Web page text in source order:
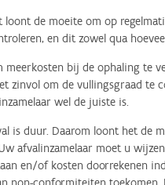
loont de moeite om op
en dit zowel qua
meerkosten bij de ophaling te
zinvol om de vullingsgraad te
wel de juiste is.
is duur. Daarom loont het de
afvalinzamelaar moet u
en/of kosten doorrekenen